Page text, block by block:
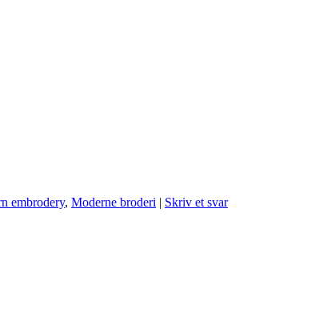
embrodery, Moderne broderi | Skriv et svar